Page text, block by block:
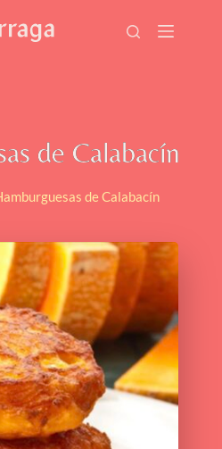
de Calabacín
de Calabacín